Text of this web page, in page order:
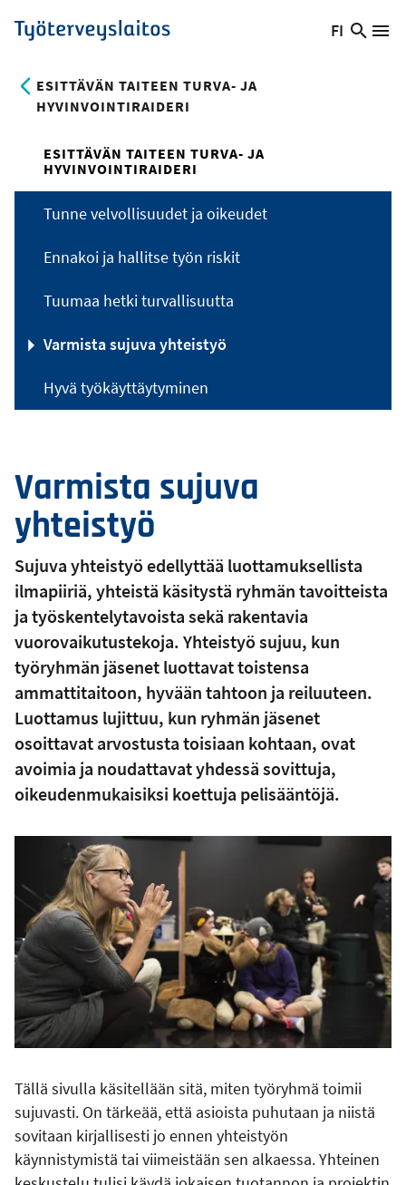
Hyppää
pääsisältöön
Työterveyslaitos
Vaihda
FI
Hae
ESITTÄVÄN TAITEEN TURVA- JA
HYVINVOINTIRAIDERI
Varmista sujuva
yhteistyö
Sujuva yhteistyö edellyttää luottamuksellista
ilmapiiriä, yhteistä käsitystä ryhmän tavoitteista
ja työskentelytavoista sekä rakentavia
vuorovaikutustekoja. Yhteistyö sujuu, kun
työryhmän jäsenet luottavat toistensa
ammattitaitoon, hyvään tahtoon ja reiluuteen.
Luottamus lujittuu, kun ryhmän jäsenet
osoittavat arvostusta toisiaan kohtaan, ovat
avoimia ja noudattavat yhdessä sovittuja,
oikeudenmukaisiksi koettuja pelisääntöjä.
Tällä sivulla käsitellään sitä, miten työryhmä toimii
sujuvasti. On tärkeää, että asioista puhutaan ja niistä
sovitaan kirjallisesti jo ennen yhteistyön
käynnistymistä tai viimeistään sen alkaessa. Yhteinen
ESITTÄVÄN TAITEEN TURVA- JA
HYVINVOINTIRAIDERI
Tunne velvollisuudet ja oikeudet
Ennakoi ja hallitse työn riskit
Tuumaa hetki turvallisuutta
Varmista sujuva yhteistyö
Hyvä työkäyttäytyminen